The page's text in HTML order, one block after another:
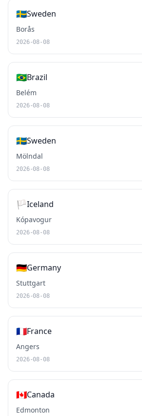
🇸🇪Sweden
Borås
2026-08-08
🇧🇷Brazil
Belém
2026-08-08
🇸🇪Sweden
Mölndal
2026-08-08
🏳️Iceland
Kópavogur
2026-08-08
🇩🇪Germany
Stuttgart
2026-08-08
🇫🇷France
Angers
2026-08-08
🇨🇦Canada
Edmonton